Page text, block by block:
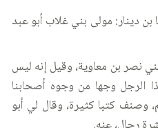
دينار: مولى بني غلاب أبو عبد
نصر بن معاوية، وقيل إنه ليس
الرجل وجها من وجوه أصحابنا
وصنف كتبا كثيرة، وقال لي أبو